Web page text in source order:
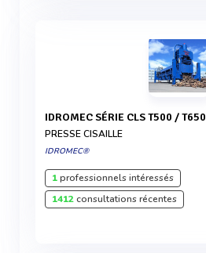
IDROMEC SÉRIE CLS T500 /
PRESSE CISAILLE
IDROMEC®
1professionnels intéressés
1412consultations récentes